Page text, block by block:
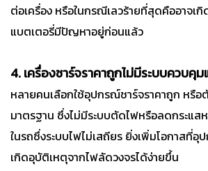
ต่อเครื่อง หรือในกรณีเลวร้ายที่สุดคืออาจเกิ
แบตเตอรี่มีปัญหาอยู่ก่อนแล้ว
4. เครื่องชาร์จราคาถูกไม่มีระบบควบคุ
หลายคนเลือกใช้อุปกรณ์ชาร์จราคาถูก หรือ
มาตรฐาน ซึ่งไม่มีระบบตัดไฟหรือลดกระแส
ในรถซึ่งระบบไฟไม่เสถียร ยิ่งเพิ่มโอกาสที่อุ
เกิดอุบัติเหตุจากไฟลัดวงจรได้ง่ายขึ้น